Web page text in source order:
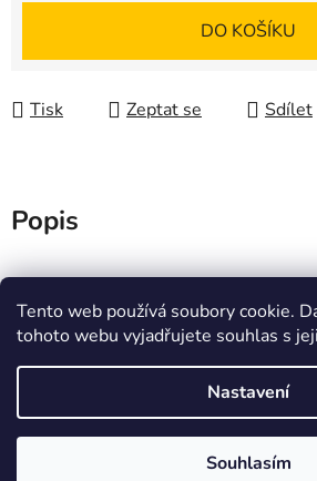
Tento web používá soubory cookie.
tohoto webu vyjadřujete souhlas s
Nastavení
Souhlasím
DO KOŠÍKU
Tisk Zeptat se Sdílet
Popis
Heureka.cz
Vytvořil Shoptet